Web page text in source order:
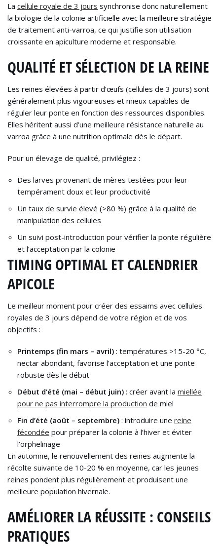
La cellule royale de 3 jours synchronise donc naturellement
la biologie de la colonie artificielle avec la meilleure stratégie
de traitement anti-varroa, ce qui justifie son utilisation
croissante en apiculture moderne et responsable.
QUALITÉ ET SÉLECTION DE LA REINE
Les reines élevées à partir d’œufs (cellules de 3 jours) sont
généralement plus vigoureuses et mieux capables de
réguler leur ponte en fonction des ressources disponibles.
Elles héritent aussi d’une meilleure résistance naturelle au
varroa grâce à une nutrition optimale dès le départ.
Pour un élevage de qualité, privilégiez :
Des larves provenant de mères testées pour leur
tempérament doux et leur productivité
Un taux de survie élevé (>80 %) grâce à la qualité de
manipulation des cellules
Un suivi post-introduction pour vérifier la ponte régulière
et l’acceptation par la colonie
TIMING OPTIMAL ET CALENDRIER
APICOLE
Le meilleur moment pour créer des essaims avec cellules
royales de 3 jours dépend de votre région et de vos
objectifs :
Printemps (fin mars – avril) : températures >15-20 °C,
nectar abondant, favorise l’acceptation et une ponte
robuste dès le début
Début d’été (mai – début juin) : créer avant la miellée
pour ne pas interrompre la production de miel
Fin d’été (août – septembre) : introduire une reine
fécondée pour préparer la colonie à l’hiver et éviter
l’orphelinage
En automne, le renouvellement des reines augmente la
récolte suivante de 10-20 % en moyenne, car les jeunes
reines pondent plus régulièrement et produisent une
meilleure population hivernale.
AMÉLIORER LA RÉUSSITE : CONSEILS
PRATIQUES